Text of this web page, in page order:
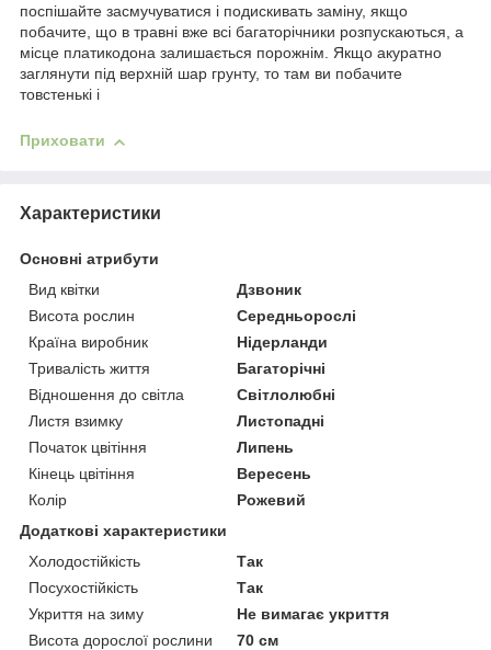
поспішайте засмучуватися і подискивать заміну, якщо
побачите, що в травні вже всі багаторічники розпускаються, а
місце платикодона залишається порожнім. Якщо акуратно
заглянути під верхній шар грунту, то там ви побачите
товстенькі і
Приховати
Характеристики
Основні атрибути
Вид квітки
Дзвоник
Висота рослин
Середньорослі
Країна виробник
Нідерланди
Тривалість життя
Багаторічні
Відношення до світла
Світлолюбні
Листя взимку
Листопадні
Початок цвітіння
Липень
Кінець цвітіння
Вересень
Колір
Рожевий
Додаткові характеристики
Холодостійкість
Так
Посухостійкість
Так
Укриття на зиму
Не вимагає укриття
Висота дорослої рослини
70 см